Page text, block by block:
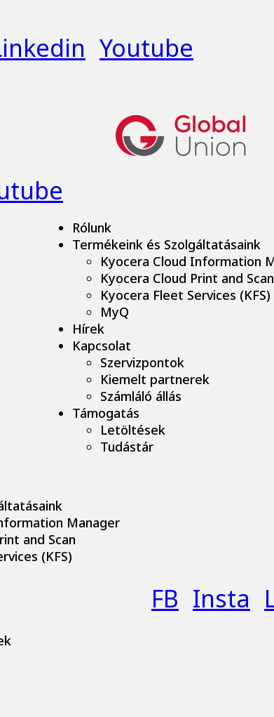
Youtube
Rólunk
Termékeink és Szolgáltatásaink
Kyocera Cloud Information
Kyocera Cloud Print and Scan
Kyocera Fleet Services (KFS)
MyQ
Hírek
Kapcsolat
Szervizpontok
Kiemelt partnerek
Számláló állás
Támogatás
Letöltések
Tudástár
Manager
and Scan
(KFS)
FB Insta